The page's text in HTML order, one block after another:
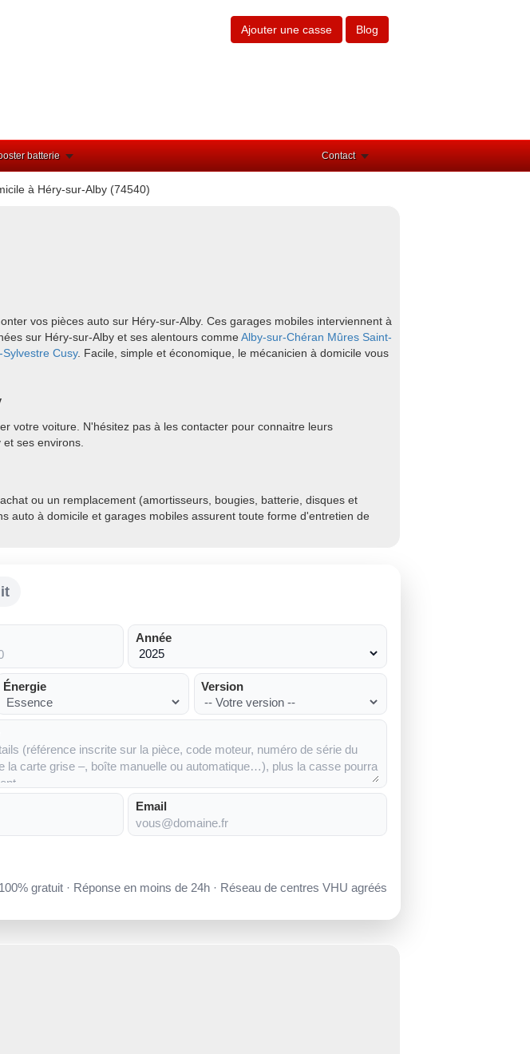
Ajouter une casse Blog
batterie Contact
à Héry-sur-Alby (74540)
vos pièces auto sur Héry-sur-Alby. Ces garages mobiles interviennent à
sur Héry-sur-Alby et ses alentours comme Alby-sur-Chéran Mûres Saint-
Sylvestre Cusy. Facile, simple et économique, le mécanicien à domicile vous
votre voiture. N'hésitez pas à les contacter pour connaitre leurs
ses environs.
ou un remplacement (amortisseurs, bougies, batterie, disques et
auto à domicile et garages mobiles assurent toute forme d'entretien de
Année
Énergie Version
Email
100% gratuit · Réponse en moins de 24h · Réseau de centres VHU agréés